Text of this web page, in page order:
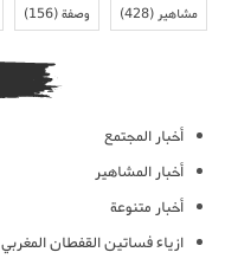
مشاهير(428) وصفة(156)
أخبار المجتمع
أخبار المشاهير
أخبار متنوعة
ازياء فساتين القفطان المغربي